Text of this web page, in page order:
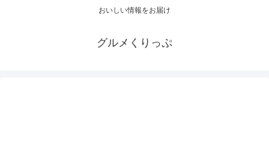
おいしい情報をお届け
グルメくりっぷ